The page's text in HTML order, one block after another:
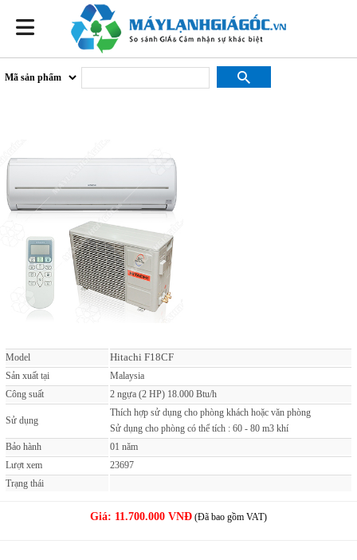
Model Hitachi F18CF
Sản xuất tại
Malaysia
Công suất
2 ngựa (2 HP) 18.000 Btu/h
Sử dụng
Thích hợp sử dụng cho phòng khách hoặc văn phòng
Sử dụng cho phòng có thể tích : 60 - 80 m3 khí
Bảo hành
01 năm
Lượt xem
23697
Trạng thái
Giá: 11.700.000 VNĐ (Đã bao gồm VAT)